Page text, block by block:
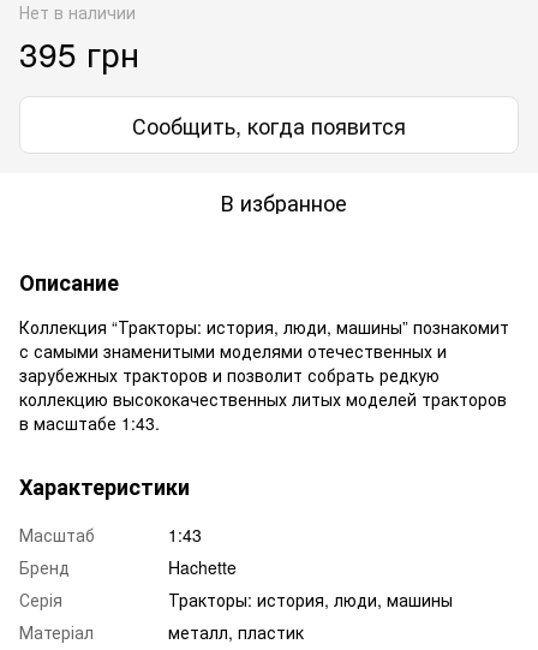
Нет в наличии
395 грн
Сообщить, когда появится
В избранное
Описание
Коллекция “Тракторы: история, люди, машины” познакомит
с самыми знаменитыми моделями отечественных и
зарубежных тракторов и позволит собрать редкую
коллекцию высококачественных литых моделей тракторов
в масштабе 1:43.
Характеристики
Масштаб
1:43
Бренд
Hachette
Серія
Тракторы: история, люди, машины
Матеріал
металл, пластик